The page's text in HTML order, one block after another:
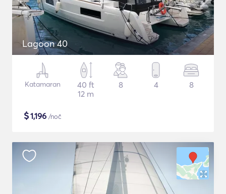
Lagoon 40
Katamaran
40 ft
12 m
8 4 8
$1,196 /noč